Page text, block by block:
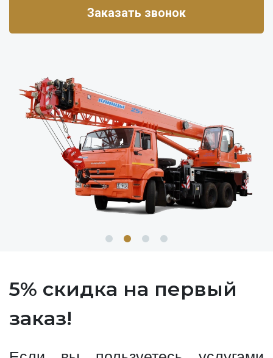
5% скидка на первый
заказ!